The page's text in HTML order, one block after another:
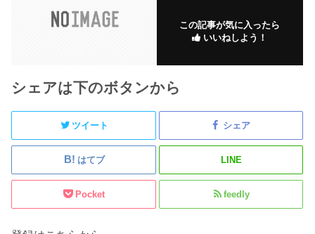
この記事が気に入ったら
いいねしよう！
シェアは下のボタンから
ツイート シェア
はてブ LINE
Pocket feedly